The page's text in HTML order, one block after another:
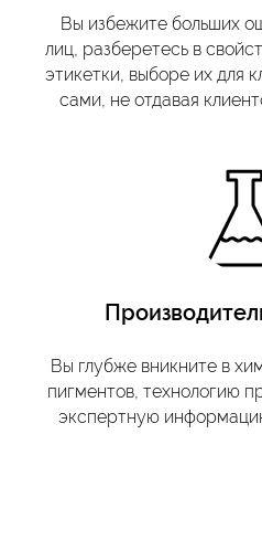
Вы избежите больших
лиц, разберетесь в
этикетки, выборе их для
сами, не отдавая
Вы глубже вникните в
пигментов, технологию
экспертную